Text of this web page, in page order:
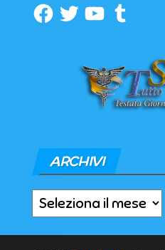
Facebook
TwitterYouTubeTumblr
ARCHIVI
Archivi